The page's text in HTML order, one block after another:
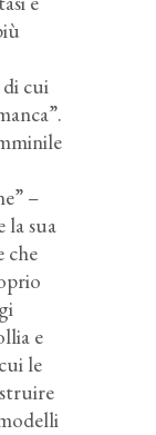
di cui
–
la sua
che
e
le